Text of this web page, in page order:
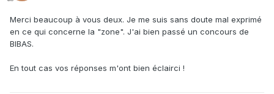
Merci beaucoup à vous deux. Je me suis sans doute mal exprimé
en ce qui concerne la "zone". J'ai bien passé un concours de
BIBAS.
En tout cas vos réponses m'ont bien éclairci !